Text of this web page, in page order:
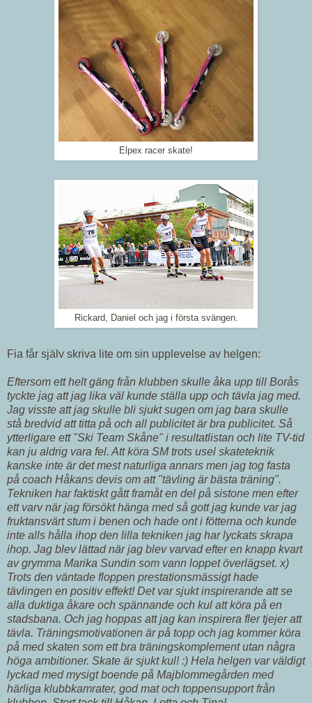
Elpex racer skate!
Rickard, Daniel och jag i första svängen.
Fia får själv skriva lite om sin upplevelse av helgen:
Eftersom ett helt gäng från klubben skulle åka upp till Borås
tyckte jag att jag lika väl kunde ställa upp och tävla jag med.
Jag visste att jag skulle bli sjukt sugen om jag bara skulle
stå bredvid att titta på och all publicitet är bra publicitet. Så
ytterligare ett "Ski Team Skåne" i resultatlistan och lite TV-tid
kan ju aldrig vara fel. Att köra SM trots usel skateteknik
kanske inte är det mest naturliga annars men jag tog fasta
på coach Håkans devis om att "tävling är bästa träning".
Tekniken har faktiskt gått framåt en del på sistone men efter
ett varv när jag försökt hänga med så gott jag kunde var jag
fruktansvärt stum i benen och hade ont i fötterna och kunde
inte alls hålla ihop den lilla tekniken jag har lyckats skrapa
ihop. Jag blev lättad när jag blev varvad efter en knapp kvart
av grymma Marika Sundin som vann loppet överlägset. x)
Trots den väntade floppen prestationsmässigt hade
tävlingen en positiv effekt! Det var sjukt inspirerande att se
alla duktiga åkare och spännande och kul att köra på en
stadsbana. Och jag hoppas att jag kan inspirera fler tjejer att
tävla. Träningsmotivationen är på topp och jag kommer köra
på med skaten som ett bra träningskomplement utan några
höga ambitioner. Skate är sjukt kul! :) Hela helgen var väldigt
lyckad med mysigt boende på Majblommegården med
härliga klubbkamrater, god mat och toppensupport från